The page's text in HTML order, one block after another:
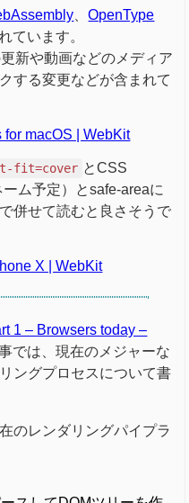
、OpenType
ています。
新や動画などのメディア
する変更などが含まれて
macOS | WebKit
fit=cover とCSS
ーム予定）とsafe-areaに
併せて読むと良さそうで
X | WebKit
1 – Browsers today –
では、現在のメジャーな
ングプロセスについて書
のレンダリングパイプラ